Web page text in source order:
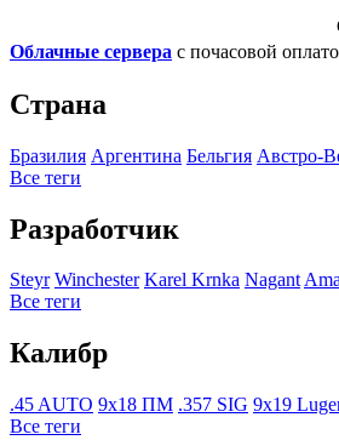
Облачные сервера с почасовой
Страна
Бразилия Аргентина Бельгия Австро-
Все теги
Разработчик
Steyr Winchester Karel Krnka Nagant
Все теги
Калибр
.45 AUTO 9x18 ПМ .357 SIG 9x19
Все теги